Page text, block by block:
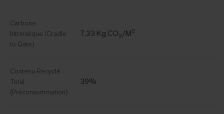
Carbone
Intrinsèque (Cradle
to Gate)
7.33 Kg CO₂/M²
Contenu Recyclé
Total
(Préconsommation)
39%